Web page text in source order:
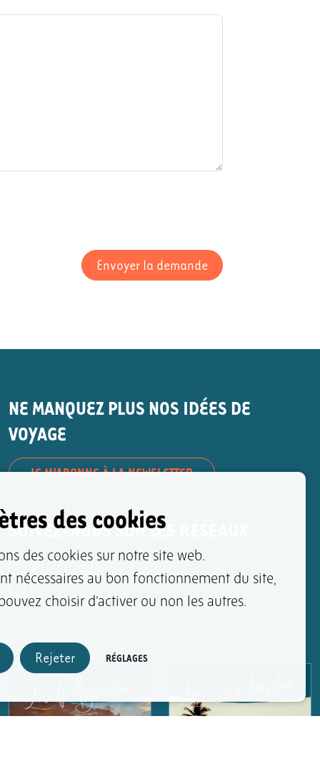
des cookies
des cookies sur notre site web.
nécessaires au bon fonctionnement du site,
choisir d’activer ou non les autres.
Rejeter RÉGLAGES
Envoyer la demande
NE MANQUEZ PLUS NOS IDÉES DE
VOYAGE
JE M’ABONNE À LA NEWSLETTER
SUIVEZ-NOUS SUR LES RÉSEAUX